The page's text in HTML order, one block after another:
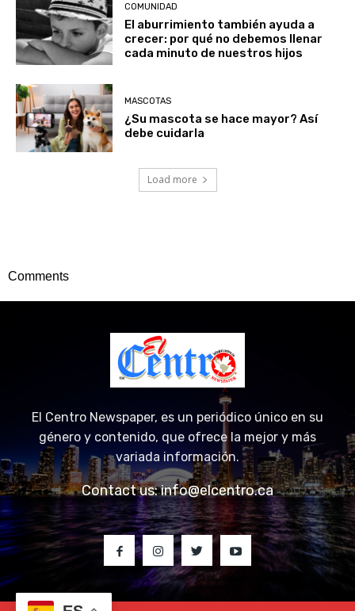
COMUNIDAD
El aburrimiento también ayuda a
crecer: por qué no debemos llenar
cada minuto de nuestros hijos
MASCOTAS
¿Su mascota se hace mayor? Así
debe cuidarla
Load more
Comments
El Centro Newspaper, es un periódico único en su
género y contenido, que ofrece la mejor y más
variada información.
Contact us:info@elcentro.ca